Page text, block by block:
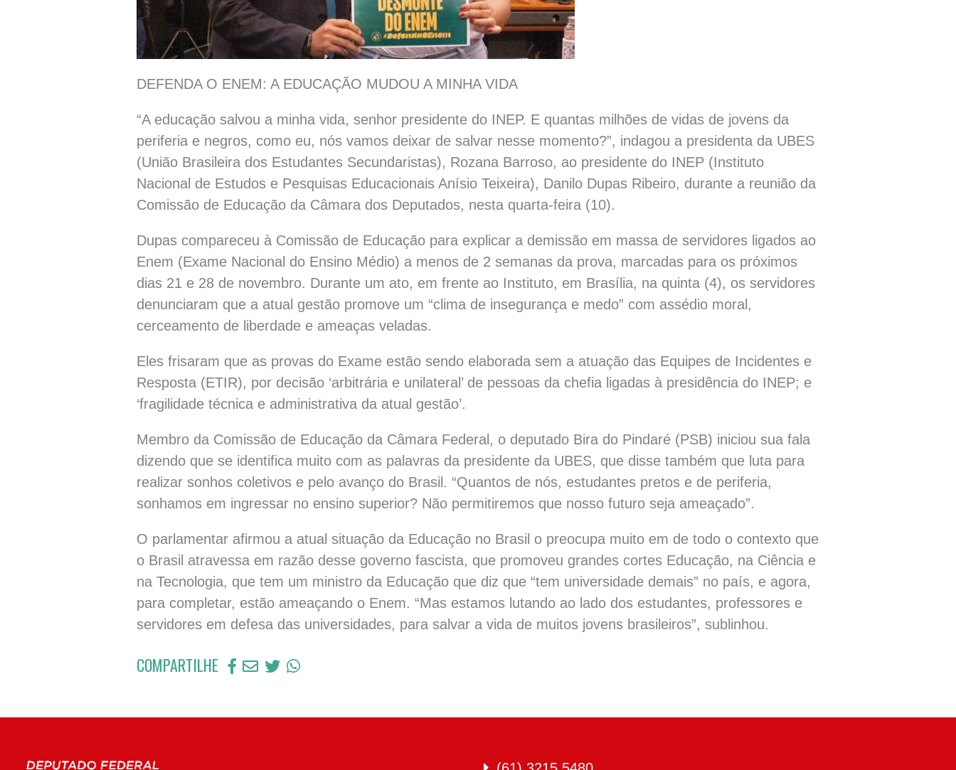
DEFENDA O ENEM: A EDUCAÇÃO MUDOU A MINHA VIDA
“A educação salvou a minha vida, senhor presidente do INEP. E quantas milhões de vidas de jovens da
periferia e negros, como eu, nós vamos deixar de salvar nesse momento?”, indagou a presidenta da UBES
(União Brasileira dos Estudantes Secundaristas), Rozana Barroso, ao presidente do INEP (Instituto
Nacional de Estudos e Pesquisas Educacionais Anísio Teixeira), Danilo Dupas Ribeiro, durante a reunião da
Comissão de Educação da Câmara dos Deputados, nesta quarta-feira (10).
Dupas compareceu à Comissão de Educação para explicar a demissão em massa de servidores ligados ao
Enem (Exame Nacional do Ensino Médio) a menos de 2 semanas da prova, marcadas para os próximos
dias 21 e 28 de novembro. Durante um ato, em frente ao Instituto, em Brasília, na quinta (4), os servidores
denunciaram que a atual gestão promove um “clima de insegurança e medo” com assédio moral,
cerceamento de liberdade e ameaças veladas.
Eles frisaram que as provas do Exame estão sendo elaborada sem a atuação das Equipes de Incidentes e
Resposta (ETIR), por decisão ‘arbitrária e unilateral’ de pessoas da chefia ligadas à presidência do INEP; e
‘fragilidade técnica e administrativa da atual gestão’.
Membro da Comissão de Educação da Câmara Federal, o deputado Bira do Pindaré (PSB) iniciou sua fala
dizendo que se identifica muito com as palavras da presidente da UBES, que disse também que luta para
realizar sonhos coletivos e pelo avanço do Brasil. “Quantos de nós, estudantes pretos e de periferia,
sonhamos em ingressar no ensino superior? Não permitiremos que nosso futuro seja ameaçado”.
O parlamentar afirmou a atual situação da Educação no Brasil o preocupa muito em de todo o contexto que
o Brasil atravessa em razão desse governo fascista, que promoveu grandes cortes Educação, na Ciência e
na Tecnologia, que tem um ministro da Educação que diz que “tem universidade demais” no país, e agora,
para completar, estão ameaçando o Enem. “Mas estamos lutando ao lado dos estudantes, professores e
servidores em defesa das universidades, para salvar a vida de muitos jovens brasileiros”, sublinhou.
COMPARTILHE